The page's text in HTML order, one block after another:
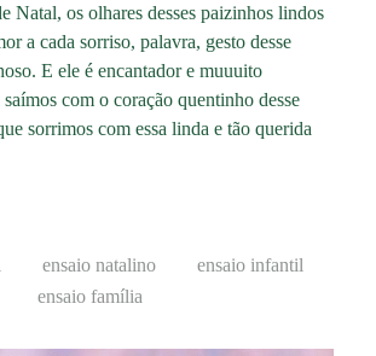
Natal, os olhares desses paizinhos lindos
a cada sorriso, palavra, gesto desse
E ele é encantador e muuuito
com o coração quentinho desse
sorrimos com essa linda e tão querida
ensaio natalino
ensaio infantil
ensaio família